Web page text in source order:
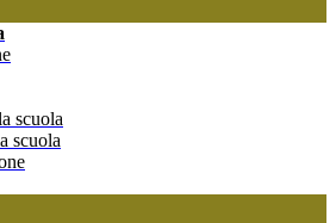
scuola
scuola